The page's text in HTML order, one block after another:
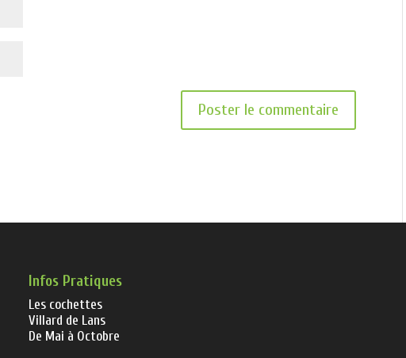
Infos Pratiques
Les cochettes
Villard de Lans
De Mai à Octobre